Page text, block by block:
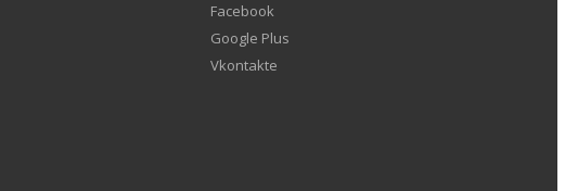
Facebook
Google Plus
Vkontakte